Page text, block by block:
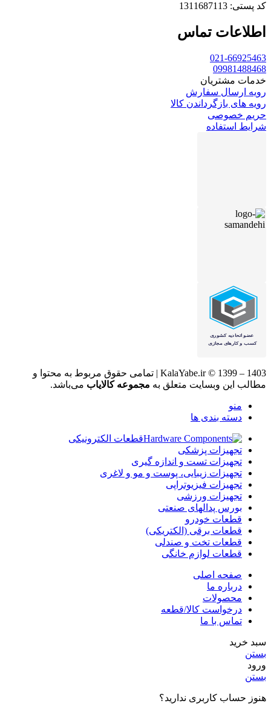
کد پستی: 1311687113
اطلاعات تماس
021-66925463
09981488468
خدمات مشتریان
رویه ارسال سفارش
رویه های بازگرداندن کالا
حریم خصوصی
شرایط استفاده
KalaYabe.ir © 1399 – 1403 | تمامی حقوق مربوط به محتوا و
مطالب این وبسایت متعلق به مجموعه کالایاب می‌باشد.
منو
دسته بندی ها
قطعات الکترونیکی
تجهیزات پزشکی
تجهیزات تست و اندازه گیری
تجهیزات زیبایی، پوست و مو و لاغری
تجهیزات فیزیوتراپی
تجهیزات ورزشی
بورس پدالهای صنعتی
قطعات خودرو
قطعات برقی (الکتریکی)
قطعات تخت و صندلی
قطعات لوازم خانگی
صفحه اصلی
درباره ما
محصولات
درخواست کالا/قطعه
تماس با ما
سبد خرید
بستن
ورود
بستن
هنوز حساب کاربری ندارید؟